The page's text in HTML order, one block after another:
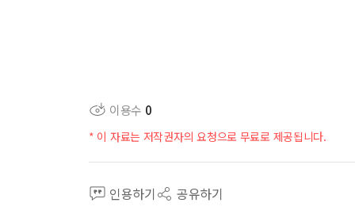
이용수 0
* 이 자료는 저작권자의 요청으로 무료로 제공됩니다.
인용하기 공유하기